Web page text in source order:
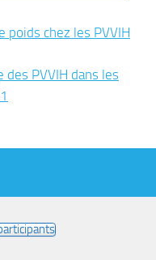
poids chez les PVVIH
PVVIH dans les